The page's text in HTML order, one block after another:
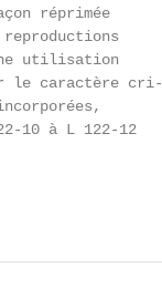
réprimée
utilisation
le caractère cri-
10 à L 122-12